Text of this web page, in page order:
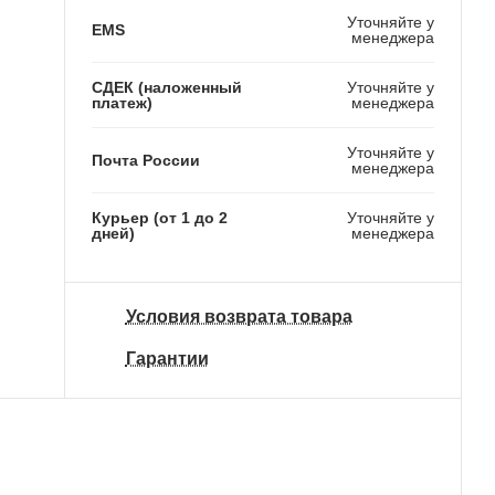
EMS
Уточняйте у
менеджера
СДЕК (наложенный
платеж)
Уточняйте у
менеджера
Почта России
Уточняйте у
менеджера
Курьер (от 1 до 2
дней)
Уточняйте у
менеджера
Условия возврата товара
Гарантии